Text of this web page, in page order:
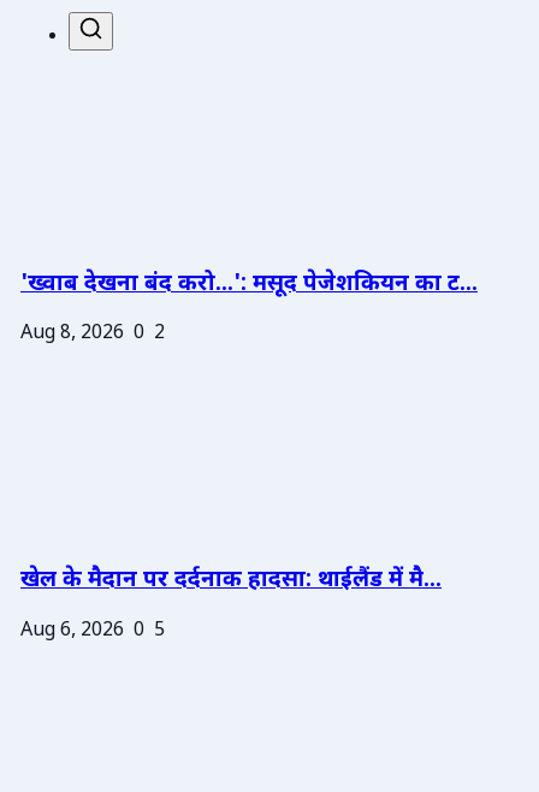
'ख्वाब देखना बंद करो...': मसूद पेजेशकियन का ट...
Aug 8, 2026 0 2
खेल के मैदान पर दर्दनाक हादसा: थाईलैंड में मै...
Aug 6, 2026 0 5